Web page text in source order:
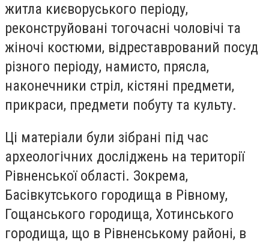
житла києворуського періоду,
реконструйовані тогочасні чоловічі та
жіночі костюми, відреставрований посуд
різного періоду, намисто, прясла,
наконечники стріл, кістяні предмети,
прикраси, предмети побуту та культу.
Ці матеріали були зібрані під час
археологічних досліджень на території
Рівненської області. Зокрема,
Басівкутського городища в Рівному,
Гощанського городища, Хотинського
городища, що в Рівненському районі, в